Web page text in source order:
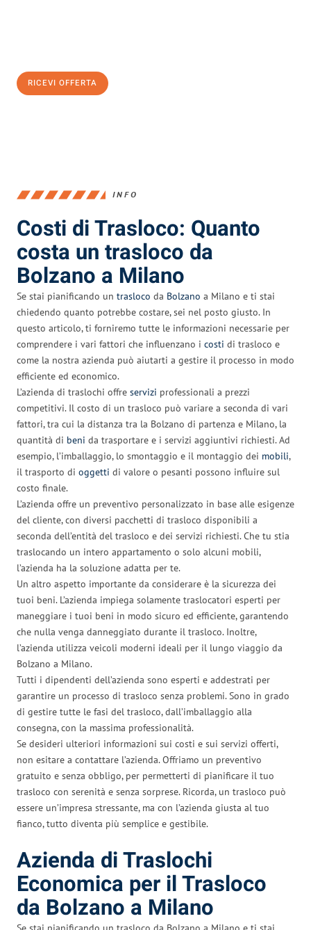
RICEVI OFFERTA
INFO
Costi di Trasloco: Quanto
costa un trasloco da
Bolzano a Milano
Se stai pianificando un trasloco da Bolzano a Milano e ti stai
chiedendo quanto potrebbe costare, sei nel posto giusto. In
questo articolo, ti forniremo tutte le informazioni necessarie per
comprendere i vari fattori che influenzano i costi di trasloco e
come la nostra azienda può aiutarti a gestire il processo in modo
efficiente ed economico.
L’azienda di traslochi offre servizi professionali a prezzi
competitivi. Il costo di un trasloco può variare a seconda di vari
fattori, tra cui la distanza tra la Bolzano di partenza e Milano, la
quantità di beni da trasportare e i servizi aggiuntivi richiesti. Ad
esempio, l’imballaggio, lo smontaggio e il montaggio dei mobili,
il trasporto di oggetti di valore o pesanti possono influire sul
costo finale.
L’azienda offre un preventivo personalizzato in base alle esigenze
del cliente, con diversi pacchetti di trasloco disponibili a
seconda dell’entità del trasloco e dei servizi richiesti. Che tu stia
traslocando un intero appartamento o solo alcuni mobili,
l’azienda ha la soluzione adatta per te.
Un altro aspetto importante da considerare è la sicurezza dei
tuoi beni. L’azienda impiega solamente traslocatori esperti per
maneggiare i tuoi beni in modo sicuro ed efficiente, garantendo
che nulla venga danneggiato durante il trasloco. Inoltre,
l’azienda utilizza veicoli moderni ideali per il lungo viaggio da
Bolzano a Milano.
Tutti i dipendenti dell’azienda sono esperti e addestrati per
garantire un processo di trasloco senza problemi. Sono in grado
di gestire tutte le fasi del trasloco, dall’imballaggio alla
consegna, con la massima professionalità.
Se desideri ulteriori informazioni sui costi e sui servizi offerti,
non esitare a contattare l’azienda. Offriamo un preventivo
gratuito e senza obbligo, per permetterti di pianificare il tuo
trasloco con serenità e senza sorprese. Ricorda, un trasloco può
essere un’impresa stressante, ma con l’azienda giusta al tuo
fianco, tutto diventa più semplice e gestibile.
Azienda di Traslochi
Economica per il Trasloco
da Bolzano a Milano